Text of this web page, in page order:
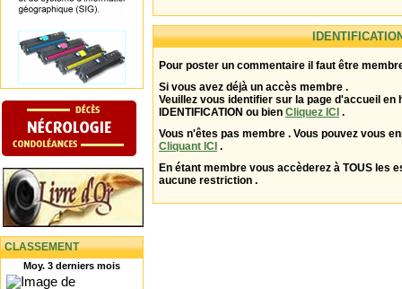
CLASSEMENT
Moy. 3 derniers mois
Pour poster un commentaire il faut être
Si vous avez déjà un accès membre .
Veuillez vous identifier sur la page d'accueil en
IDENTIFICATION ou bien Cliquez ICI .
Vous n'êtes pas membre . Vous pouvez vous
Cliquant ICI .
En étant membre vous accèderez à TOUS les
aucune restriction .